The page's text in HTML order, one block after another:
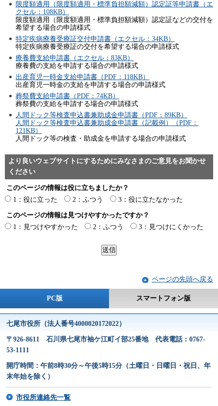
限度額適用（限度額適用・標準負担額減額）認定証等申請書（エ
クセル：108KB）
限度額適用（限度額適用・標準負担額減額）認定証などの交付を
希望する場合の申請様式
特定疾病療養受療証交付申請書（エクセル：34KB）
特定疾病療養受療証の交付を希望する場合の申請様式
療養費支給申請書（エクセル：83KB）
療養費の支給を申請する場合の申請様式
出産育児一時金支給申請書（PDF：118KB）
出産育児一時金の支給を申請する場合の申請様式
葬祭費支給申請書（PDF：74KB）
葬祭費の支給を申請する場合の申請様式
人間ドック等検査申込書兼助成金申請書（PDF：89KB）
人間ドック等検査申込書兼助成金申請書（記載例）（PDF：
121KB）
人間ドック等の検査・助成金を申請する場合の申請様式
より良いウェブサイトにするためにみなさまのご意見をお聞かせ
ください
このページの情報は役に立ちましたか？
1：役に立った
2：ふつう 3：役に立たなかった
このページの情報は見つけやすかったですか？
1：見つけやすかった
2：ふつう 3：見つけにくかった
ページの先頭へ戻る
PC版 スマートフォン版
七尾市役所（法人番号4000020172022）
〒926-8611 石川県七尾市袖ケ江町イ部25番地 代表電話：0767-
53-1111
開庁時間：午前8時30分～午後5時15分（土曜日・日曜日・祝日、年
末年始を除く）
市役所連絡先一覧